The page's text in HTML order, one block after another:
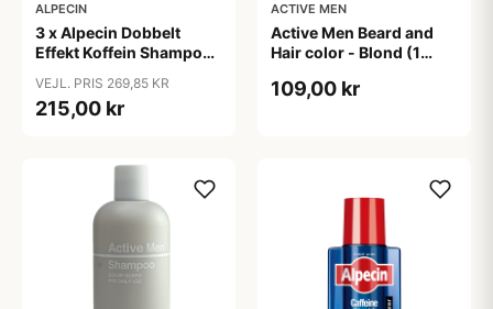
ALPECIN
3 x Alpecin Dobbelt
Effekt Koffein Shampoo
VEJL. PRIS 269,85 KR
215,00 kr
ACTIVE MEN
Active Men Beard and
Hair color - Blond (1
109,00 kr